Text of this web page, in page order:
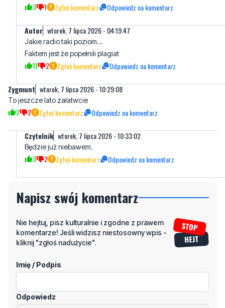
Jakie radio taki poziom...
11 2 Zgłoś komentarz Odpowiedz na komentarz
Zygmunt wtorek, 7 lipca 2026 - 10:29:08
To jeszcze lato załatwcie
Czytelnik wtorek, 7 lipca 2026 - 10:33:02
Będzie już niebawem.
Napisz swój komentarz
komentarze! Jeśli widzisz niestosowny wpis -
kliknij "zgłoś nadużycie".
Imię / Podpis
Odpowiedz
Wiadomość